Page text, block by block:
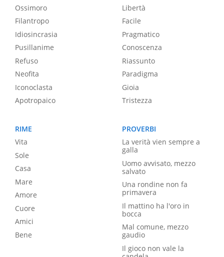
Ossimoro
Filantropo
Idiosincrasia
Pusillanime
Refuso
Neofita
Iconoclasta
Apotropaico
Libertà
Facile
Pragmatico
Conoscenza
Riassunto
Paradigma
Gioia
Tristezza
RIME
Vita
Sole
Casa
Mare
Amore
Cuore
Amici
Bene
PROVERBI
La verità vien sempre a
galla
Uomo avvisato, mezzo
salvato
Una rondine non fa
primavera
Il mattino ha l'oro in
bocca
Mal comune, mezzo
gaudio
Il gioco non vale la